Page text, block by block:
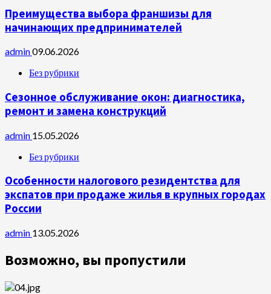
Преимущества выбора франшизы для
начинающих предпринимателей
admin09.06.2026
Без рубрики
Сезонное обслуживание окон: диагностика,
ремонт и замена конструкций
admin 15.05.2026
Без рубрики
Особенности налогового резидентства для
экспатов при продаже жилья в крупных городах
России
admin 13.05.2026
Возможно, вы пропустили